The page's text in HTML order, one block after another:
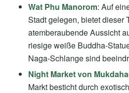
Wat Phu Manorom: Auf
Stadt gelegen, bietet dieser
atemberaubende Aussicht
riesige weiße Buddha-
Naga-Schlange sind
Night Market von
Markt besticht durch